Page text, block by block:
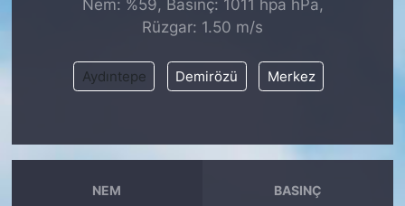
Nem: %59, Basınç: 1011 hpa hPa,
Rüzgar: 1.50 m/s
Aydıntepe Demirözü Merkez
NEM BASINÇ
KONGRE TAKVİMİ
BİYOGRAFİLER